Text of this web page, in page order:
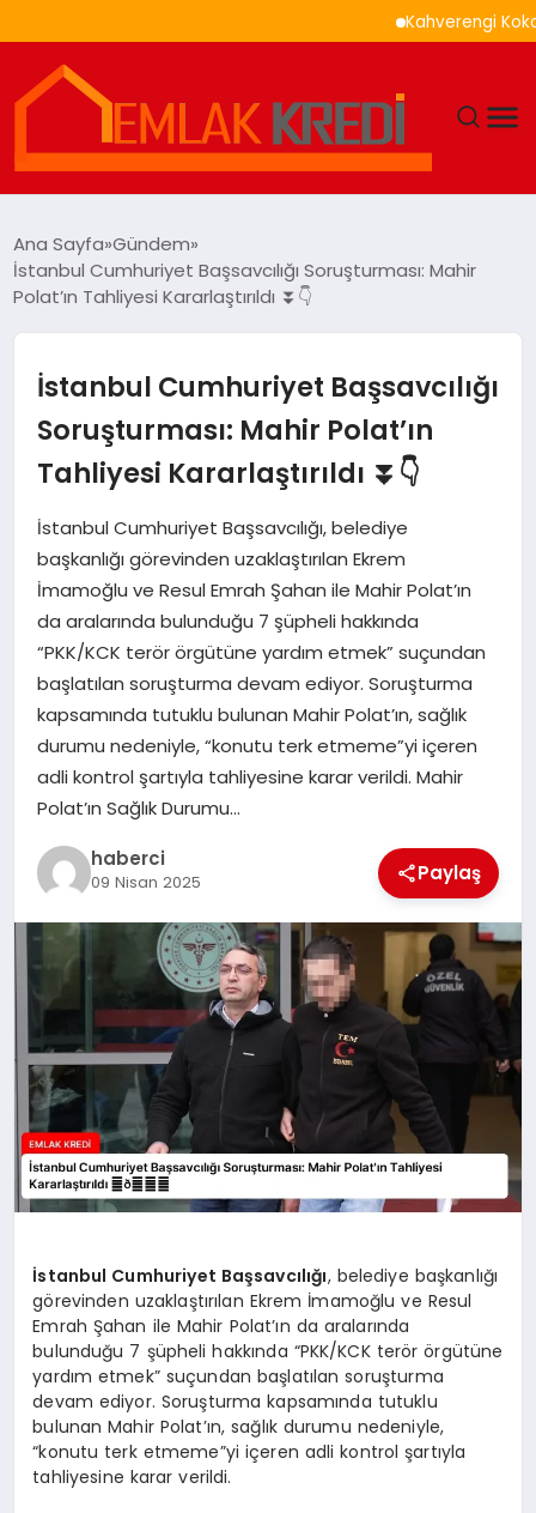
Kahverengi Kokarca
EKONOMI
MAGAZIN
SAĞLIK
SIYASET
SPOR
TEKNOLOJI
YAŞAM
Ana Sayfa Gündem
İstanbul Cumhuriyet Başsavcılığı Soruşturması: Mahir
Polat’ın Tahliyesi Kararlaştırıldı ⏬👇
İstanbul Cumhuriyet Başsavcılığı
Soruşturması: Mahir Polat’ın
Tahliyesi Kararlaştırıldı ⏬👇
İstanbul Cumhuriyet Başsavcılığı, belediye
başkanlığı görevinden uzaklaştırılan Ekrem
İmamoğlu ve Resul Emrah Şahan ile Mahir Polat’ın
da aralarında bulunduğu 7 şüpheli hakkında
“PKK/KCK terör örgütüne yardım etmek” suçundan
başlatılan soruşturma devam ediyor. Soruşturma
kapsamında tutuklu bulunan Mahir Polat’ın, sağlık
durumu nedeniyle, “konutu terk etmeme”yi içeren
adli kontrol şartıyla tahliyesine karar verildi. Mahir
Polat’ın Sağlık Durumu…
haberci
09 Nisan 2025 Paylaş
İstanbul Cumhuriyet Başsavcılığı, belediye başkanlığı
görevinden uzaklaştırılan Ekrem İmamoğlu ve Resul
Emrah Şahan ile Mahir Polat’ın da aralarında
bulunduğu 7 şüpheli hakkında “PKK/KCK terör örgütüne
yardım etmek” suçundan başlatılan soruşturma
devam ediyor. Soruşturma kapsamında tutuklu
bulunan Mahir Polat’ın, sağlık durumu nedeniyle,
“konutu terk etmeme”yi içeren adli kontrol şartıyla
tahliyesine karar verildi.